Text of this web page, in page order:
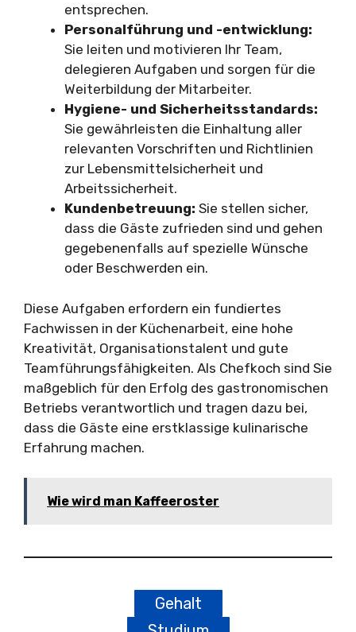
entsprechen.
Personalführung und -entwicklung:
Sie leiten und motivieren Ihr Team,
delegieren Aufgaben und sorgen für die
Weiterbildung der Mitarbeiter.
Hygiene- und Sicherheitsstandards:
Sie gewährleisten die Einhaltung aller
relevanten Vorschriften und Richtlinien
zur Lebensmittelsicherheit und
Arbeitssicherheit.
Kundenbetreuung: Sie stellen sicher,
dass die Gäste zufrieden sind und gehen
gegebenenfalls auf spezielle Wünsche
oder Beschwerden ein.
Diese Aufgaben erfordern ein fundiertes
Fachwissen in der Küchenarbeit, eine hohe
Kreativität, Organisationstalent und gute
Teamführungsfähigkeiten. Als Chefkoch sind Sie
maßgeblich für den Erfolg des gastronomischen
Betriebs verantwortlich und tragen dazu bei,
dass die Gäste eine erstklassige kulinarische
Erfahrung machen.
Wie wird man Kaffeeroster
Gehalt